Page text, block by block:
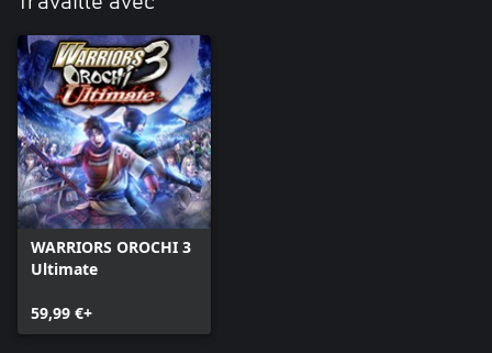
WARRIORS OROCHI 3
Ultimate
59,99 €+